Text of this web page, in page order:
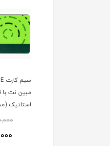
سیم کارت 4.5G/FDD-LTE
مبین نت با قابلیت آی پی
استاتیک (مخصوص مودم)